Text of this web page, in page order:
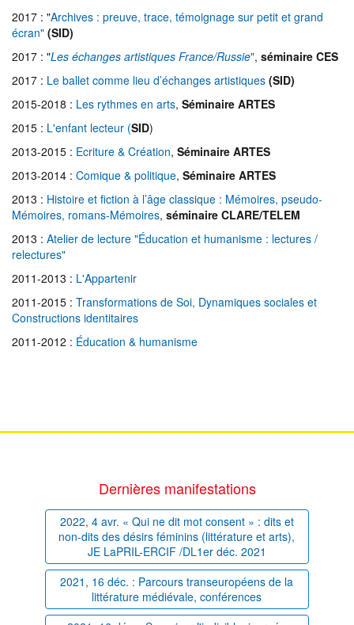
2017 : "Archives : preuve, trace, témoignage sur petit et grand
écran" (SID)
2017 : "Les échanges artistiques France/Russie", séminaire CES
2017 : Le ballet comme lieu d’échanges artistiques (SID)
2015-2018 : Les rythmes en arts, Séminaire ARTES
2015 : L'enfant lecteur (SID)
2013-2015 : Ecriture & Création, Séminaire ARTES
2013-2014 : Comique & politique, Séminaire ARTES
2013 : Histoire et fiction à l’âge classique : Mémoires, pseudo-
Mémoires, romans-Mémoires, séminaire CLARE/TELEM
2013 : Atelier de lecture "Éducation et humanisme : lectures /
relectures"
2011-2013 : L'Appartenir
2011-2015 : Transformations de Soi, Dynamiques sociales et
Constructions identitaires
2011-2012 : Éducation & humanisme
Dernières manifestations
2022, 4 avr. « Qui ne dit mot consent » : dits et
non-dits des désirs féminins (littérature et arts),
JE LaPRIL-ERCIF /DL1er déc. 2021
2021, 16 déc. : Parcours transeuropéens de la
littérature médiévale, conférences